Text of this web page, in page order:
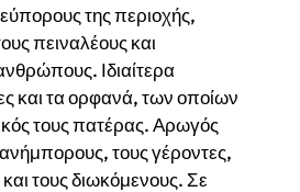
της περιοχής,
πειναλέους και
Ιδιαίτερα
και τα ορφανά, των οποίων
τους πατέρας. Αρωγός
ανήμπορους, τους γέροντες,
τους διωκόμενους. Σε